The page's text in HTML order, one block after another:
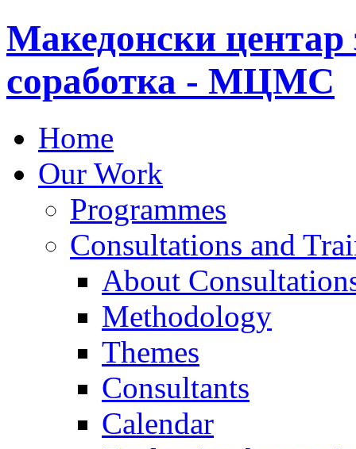
Македонски центар
соработка - МЦМС
Home
Our Work
Programmes
Consultations and
About
Methodology
Themes
Consultants
Calendar